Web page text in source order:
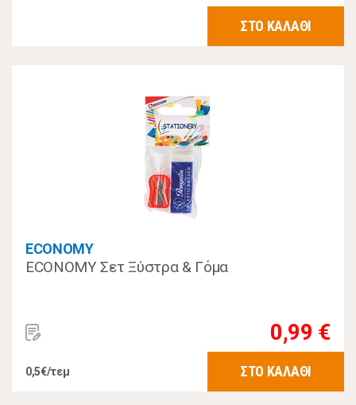
ΣΤΟ ΚΑΛΑΘΙ
ECONOMY
ECONOMY Σετ Ξύστρα & Γόμα
0,99 €
0,5€/τεμ ΣΤΟ ΚΑΛΑΘΙ